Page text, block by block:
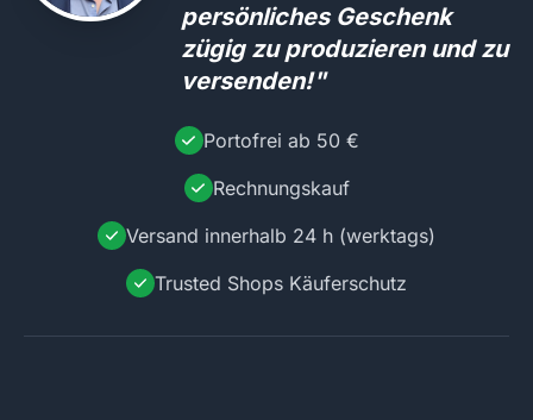
persönliches Geschenk
zügig zu produzieren und zu
versenden!"
Portofrei ab 50 €
Rechnungskauf
Versand innerhalb 24 h (werktags)
Trusted Shops Käuferschutz